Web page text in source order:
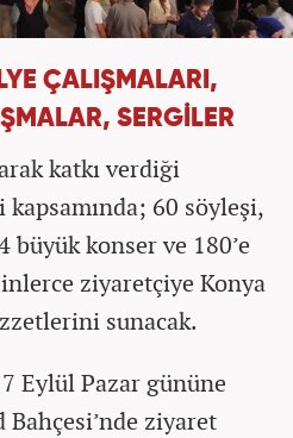
ÇALIŞMALARI,
SERGİLER
katkı verdiği
60 söyleşi,
büyük konser ve 180’e
ziyaretçiye Konya
sunacak.
Eylül Pazar gününe
Bahçesi’nde ziyaret